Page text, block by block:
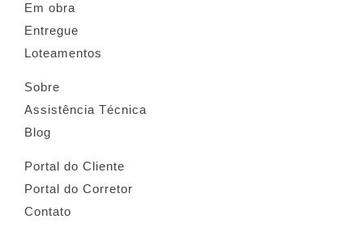
Em obra
Entregue
Loteamentos
Sobre
Assistência Técnica
Blog
Portal do Cliente
Portal do Corretor
Contato